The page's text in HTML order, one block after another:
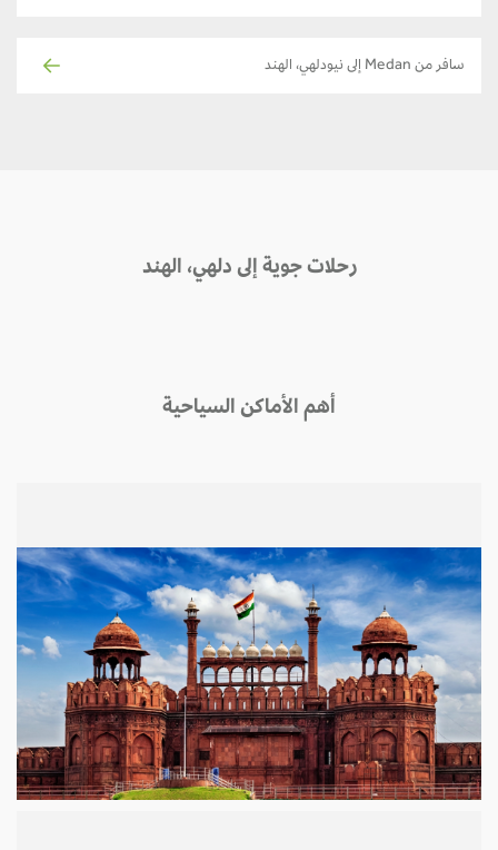
سافر من Medan إلى نيودلهي، الهند
رحلات جوية إلى دلهي، الهند
أهم الأماكن السياحية